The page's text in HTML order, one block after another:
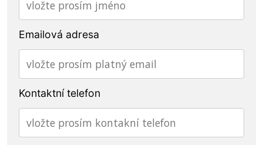
Emailová adresa
Kontaktní telefon